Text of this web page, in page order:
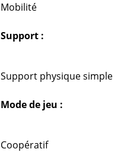
Mobilité
Support :
Support physique simple
Mode de jeu :
Coopératif